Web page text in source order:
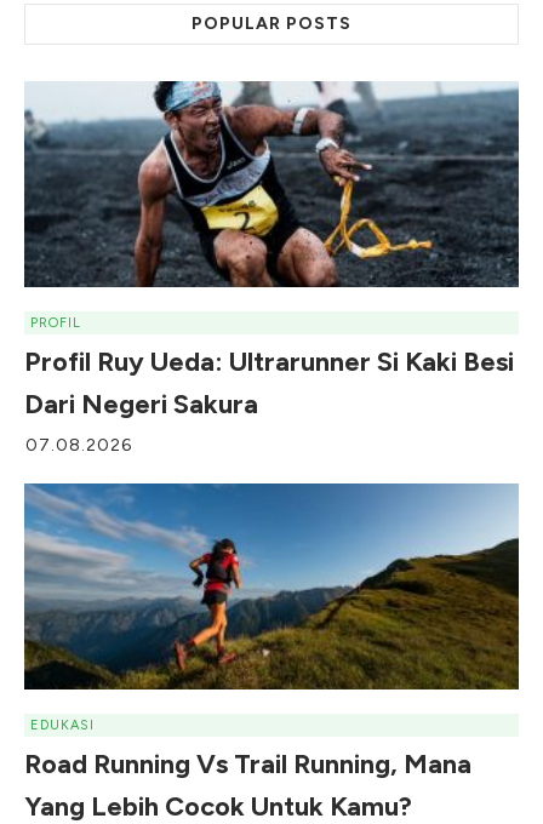
POPULAR POSTS
PROFIL
Profil Ruy Ueda: Ultrarunner Si Kaki Besi
Dari Negeri Sakura
07.08.2026
EDUKASI
Road Running Vs Trail Running, Mana
Yang Lebih Cocok Untuk Kamu?